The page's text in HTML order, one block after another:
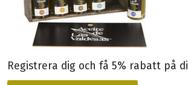
Registrera dig och få 5% rabatt på